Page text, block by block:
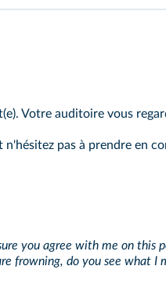
Votre auditoire vous
n'hésitez pas à prendre en
you agree with me on this
frowning, do you see what I